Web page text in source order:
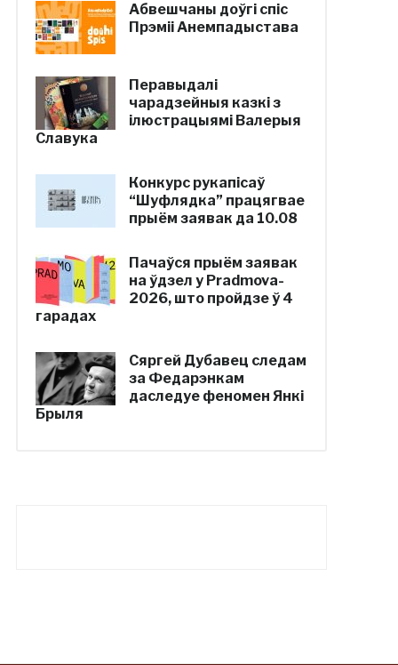
Абвешчаны доўгі спіс
Прэміі Анемпадыстава
Перавыдалі
чарадзейныя казкі з
ілюстрацыямі Валерыя
Славука
Конкурс рукапісаў
“Шуфлядка” працягвае
прыём заявак да 10.08
Пачаўся прыём заявак
на ўдзел у Pradmova-
2026, што пройдзе ў 4
гарадах
Сяргей Дубавец следам
за Федарэнкам
даследуе феномен Янкі
Брыля